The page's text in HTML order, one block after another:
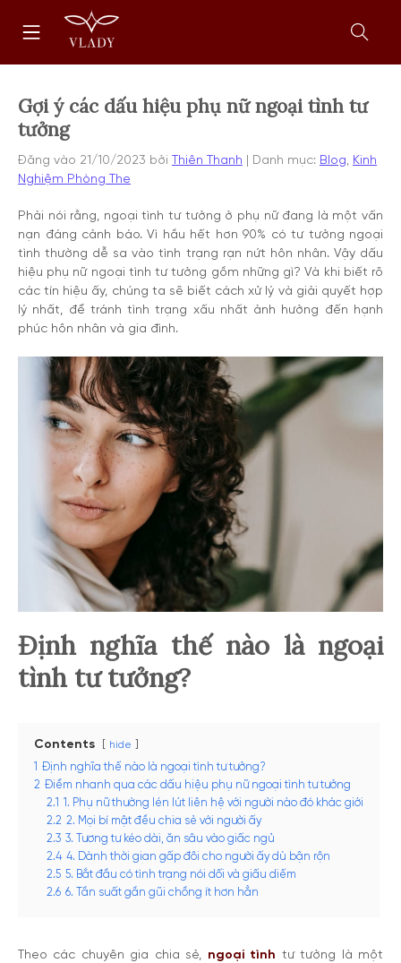
dung
Trang
chủ
form
Gợi ý các dấu hiệu phụ nữ ngoại tình tư
tưởng
Đăng vào 21/10/2023 bởi Thiên Thanh Danh mục: Blog
Kinh
Nghiệm Phòng The
Phải nói rằng, ngoại tình tư tưởng ở phụ nữ đang là một vấn
nạn đáng cảnh báo. Vì hầu hết hơn 90% có tư tưởng ngoại
tình thường dễ sa vào tình trạng rạn nứt hôn nhân. Vậy dấu
hiệu phụ nữ ngoại tình tư tưởng gồm những gì? Và khi biết rõ
các tín hiệu ấy, chúng ta sẽ biết cách xử lý và giải quyết hợp
lý nhất, để tránh tình trạng xấu nhất ảnh hưởng đến hạnh
phúc hôn nhân và gia đình.
Định nghĩa thế nào là ngoại
tình tư tưởng?
Contents hide
Định nghĩa thế nào là ngoại tình tư tưởng?
2 Điểm nhanh qua các dấu hiệu phụ nữ ngoại tình tư tưởng
2.1
1. Phụ nữ thường lén lút liên hệ với người nào đó khác giới
2.2 2. Mọi bí mật đều chia sẻ với người ấy
2.3 3. Tương tư kéo dài, ăn sâu vào giấc ngủ
2.4 4. Dành thời gian gấp đôi cho người ấy dù bận rộn
2.5 5. Bắt đầu có tình trạng nói dối và giấu diếm
2.6 6. Tần suất gần gũi chồng ít hơn hẳn
Theo các chuyên gia chia sẻ, ngoại tình tư tưởng là một